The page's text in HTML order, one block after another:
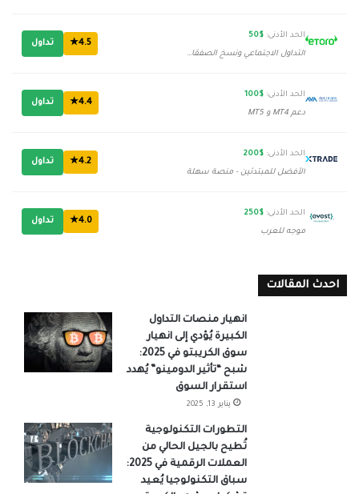
الحد الأدنى: $50
التداول الاجتماعي ونسخ الصفقات
4.5★ تداول
الحد الأدنى: $100
دعم MT4 و MT5
4.4★ تداول
الحد الأدنى: $200
الأفضل للمبتدئين - منصة سهلة
4.2★ تداول
الحد الأدنى: $250
موجه للعرب
4.0★ تداول
احدث المقالات
انهيار منصات التداول
الكبيرة يُؤدي إلى انهيار
سوق الكريبتو في 2025:
شبح “تأثير الدومينو” يُهدد
استقرار السوق
يناير 13, 2025
التطورات التكنولوجية
تُطيح بالجيل الحالي من
العملات الرقمية في 2025:
سباق التكنولوجيا يُعيد